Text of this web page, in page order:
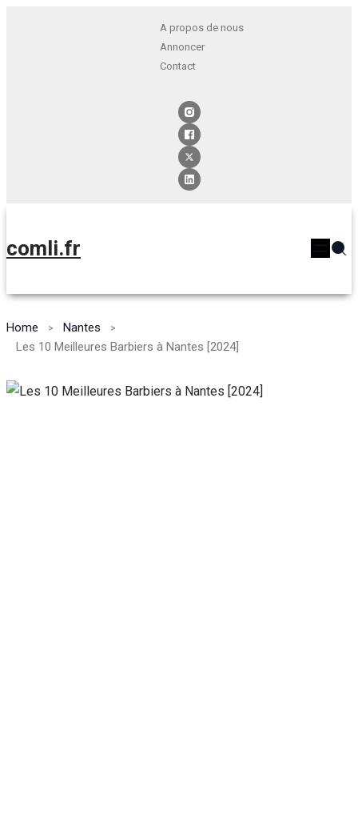
A propos de nous
Annoncer
Contact
comli.fr
Home
Nantes
Les 10 Meilleures Barbiers à Nantes [2024]